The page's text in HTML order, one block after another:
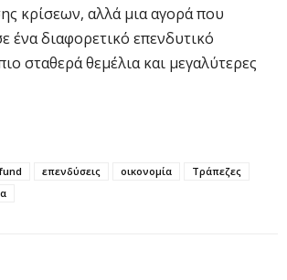
κρίσεων, αλλά μια αγορά που
ένα διαφορετικό επενδυτικό
σταθερά θεμέλια και μεγαλύτερες
επενδύσεις οικονομία
Τράπεζες